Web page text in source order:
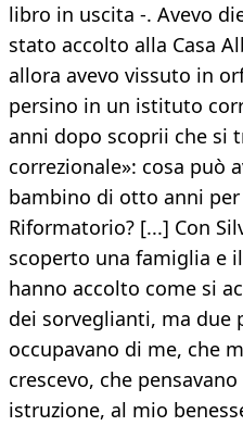
libro in uscita -. Avevo
stato accolto alla Casa
allora avevo vissuto in
persino in un istituto
anni dopo scoprii che si
correzionale»: cosa può
bambino di otto anni
Riformatorio? [...] Con
scoperto una famiglia e
hanno accolto come si
dei sorveglianti, ma due
occupavano di me, che
crescevo, che
istruzione, al mio